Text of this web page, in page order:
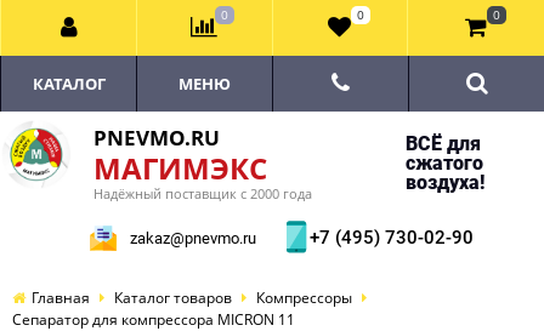
PNEVMO.RU
МАГИМЭКС
Надёжный поставщик с 2000 года
ВСЁ для
сжатого
воздуха!
zakaz@pnevmo.ru +7 (495) 730-02-90
КАТАЛОГ МЕНЮ
Главная Каталог товаров
Компрессоры
Сепаратор для компрессора MICRON 11
0 0 0